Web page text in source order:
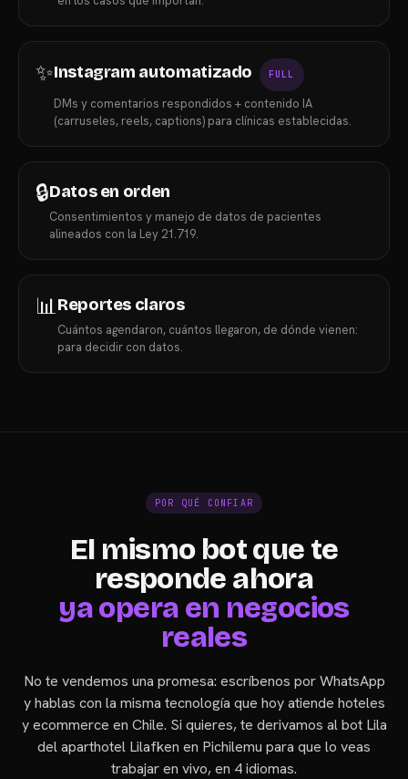
✨Instagram automatizado FULL
DMs y comentarios respondidos + contenido IA
(carruseles, reels, captions) para clínicas establecidas.
🔒Datos en orden
Consentimientos y manejo de datos de pacientes
alineados con la Ley 21.719.
📊Reportes claros
Cuántos agendaron, cuántos llegaron, de dónde vienen:
para decidir con datos.
POR QUÉ CONFIAR
El mismo bot que te
responde ahora
ya opera en negocios
reales
No te vendemos una promesa: escríbenos por WhatsApp
y hablas con la misma tecnología que hoy atiende hoteles
y ecommerce en Chile. Si quieres, te derivamos al bot Lila
del aparthotel Lilafken en Pichilemu para que lo veas
trabajar en vivo, en 4 idiomas.